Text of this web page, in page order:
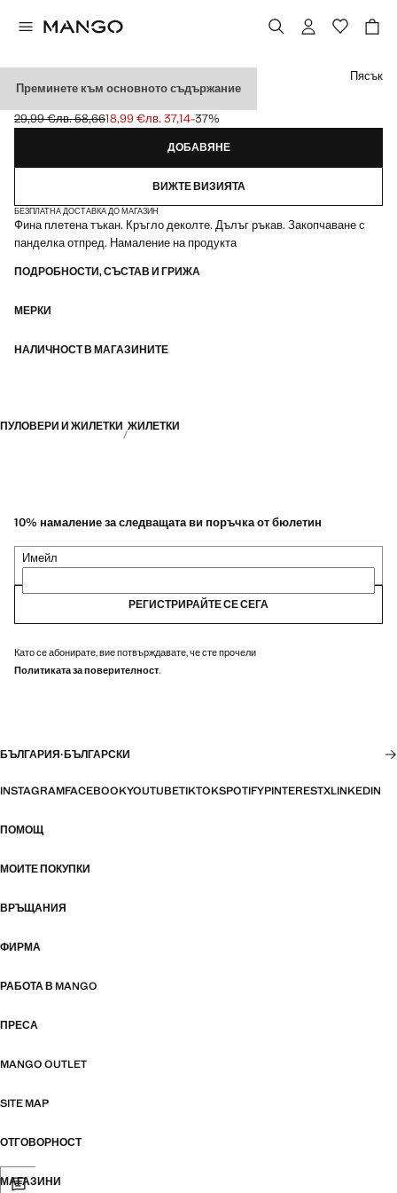
Преминете към основното съдържание
ПЛЕТЕНА ЖИЛЕТКА С ВРЪЗКИ
Задраскана първоначална цена [29,99 € лв. 58,66]
29,99 €лв. 58,66
Текуща цена [18,99 € лв. 37,14]
18,99 €лв. 37,14-37%
Изберете цвят
Пясък
ДОБАВЯНЕ
ВИЖТЕ ВИЗИЯТА
БЕЗПЛАТНА ДОСТАВКА ДО МАГАЗИН
Фина плетена тъкан. Кръгло деколте. Дълъг ръкав. Закопчаване с
панделка отпред. Намаление на продукта
ПОДРОБНОСТИ, СЪСТАВ И ГРИЖА
МЕРКИ
НАЛИЧНОСТ В МАГАЗИНИТЕ
ПУЛОВЕРИ И ЖИЛЕТКИ ЖИЛЕТКИ
10% намаление за следващата ви поръчка от бюлетин
Имейл
РЕГИСТРИРАЙТЕ СЕ СЕГА
Като се абонирате, вие потвърждавате, че сте прочели
Политиката за поверителност.
БЪЛГАРИЯ·БЪЛГАРСКИ
INSTAGRAMFACEBOOKYOUTUBETIKTOKSPOTIFYPINTERESTXLINKEDIN
ПОМОЩ
МОИТЕ ПОКУПКИ
ВРЪЩАНИЯ
ФИРМА
РАБОТА В MANGO
ПРЕСА
MANGO OUTLET
SITE MAP
ОТГОВОРНОСТ
МАГАЗИНИ